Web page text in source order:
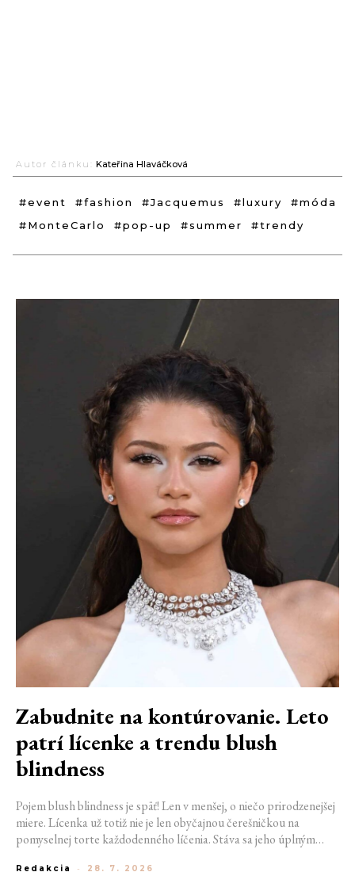
Autor článku: Kateřina Hlaváčková
#event #fashion #Jacquemus #luxury
#móda
#MonteCarlo
#pop-up #summer #trendy
Zabudnite na kontúrovanie. Leto
patrí lícenke a trendu blush
blindness
Pojem blush blindness je späť! Len v menšej, o niečo prirodzenejšej
miere. Lícenka už totiž nie je len obyčajnou čerešničkou na
pomyselnej torte každodenného líčenia. Stáva sa jeho úplným
sviežosť, ktorú žiadny iný produkt napodobniť nedokáže. Termín
Redakcia - 28. 7. 2026